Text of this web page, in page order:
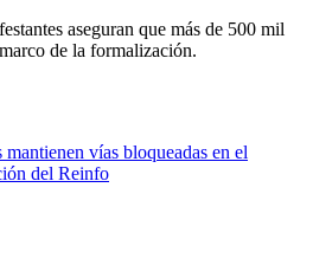
aseguran que más de 500 mil
de la formalización.